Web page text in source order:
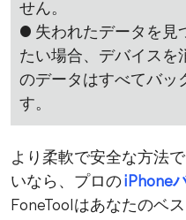
せん。
● 失われたデータを見
たい場合、デバイスを
のデータはすべてバッ
す。
より柔軟で安全な方法
いなら、プロのiPhone
FoneToolはあなたのベ